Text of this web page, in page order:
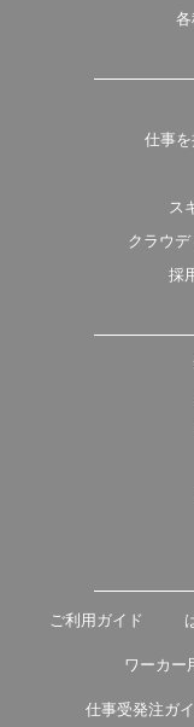
各
仕事を
ス
クラウデ
採
ご利用ガイド
ワーカー
仕事受発注ガ